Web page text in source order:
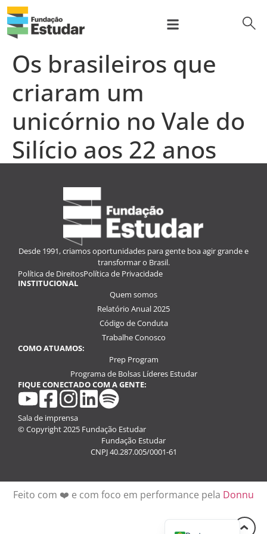
o
conteúdo
Os brasileiros que
criaram um
unicórnio no Vale do
Silício aos 22 anos
Desde 1991, criamos oportunidades para gente boa agir grande e
transformar o Brasil.
Política de DireitosPolítica de Privacidade
INSTITUCIONAL
Quem somos
Relatório Anual 2025
Código de Conduta
Trabalhe Conosco
COMO ATUAMOS:
Prep Program
Programa de Bolsas Líderes Estudar
FIQUE CONECTADO COM A GENTE:
youtube
facebook
instagram
linkedin
spotify
Sala de imprensa
© Copyright 2025 Fundação Estudar
Fundação Estudar
CNPJ 40.287.005/0001-61
Feito com ❤️ e com foco em performance pela Donnu